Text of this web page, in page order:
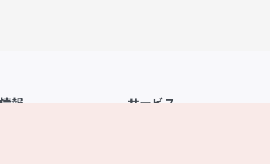
報 サービス